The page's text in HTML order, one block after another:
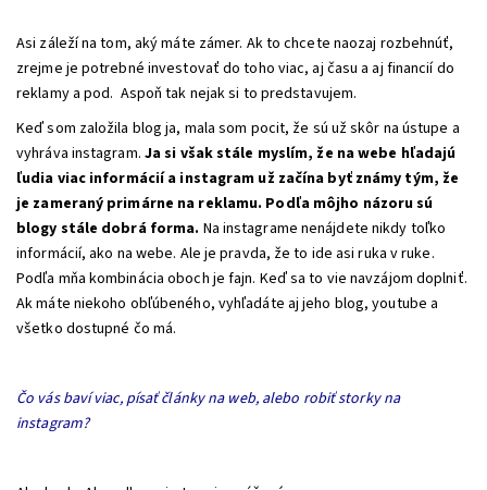
Asi záleží na tom, aký máte zámer. Ak to chcete naozaj rozbehnúť,
zrejme je potrebné investovať do toho viac, aj času a aj financií do
reklamy a pod. Aspoň tak nejak si to predstavujem.
Keď som založila blog ja, mala som pocit, že sú už skôr na ústupe a
vyhráva instagram. Ja si však stále myslím, že na webe hľadajú
ľudia viac informácií a instagram už začína byť známy tým, že
je zameraný primárne na reklamu. Podľa môjho názoru sú
blogy stále dobrá forma. Na instagrame nenájdete nikdy toľko
informácií, ako na webe. Ale je pravda, že to ide asi ruka v ruke.
Podľa mňa kombinácia oboch je fajn. Keď sa to vie navzájom doplniť.
Ak máte niekoho obľúbeného, vyhľadáte aj jeho blog, youtube a
všetko dostupné čo má.
Čo vás baví viac, písať články na web, alebo robiť storky na
instagram?